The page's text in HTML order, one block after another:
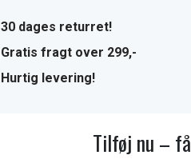
30 dages returret!
Gratis fragt over 299,-
Hurtig levering!
Tilføj nu – få